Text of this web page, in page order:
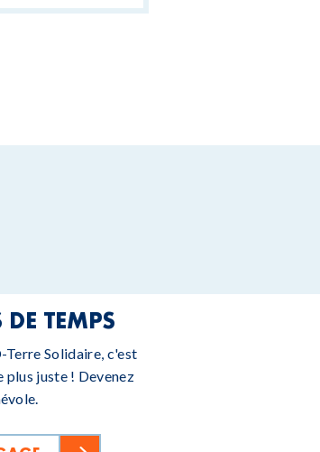
DE TEMPS
Terre Solidaire, c'est
plus juste ! Devenez